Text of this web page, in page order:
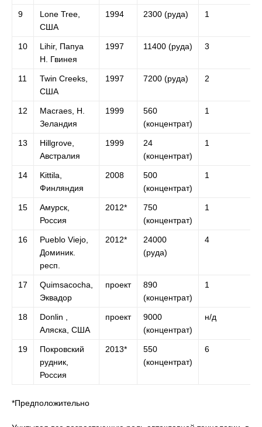
9
Lone Tree,
США
1994 2300 (руда) 1
10
Lihir, Папуа
Н. Гвинея
1997 11400 (руда) 3
11
Twin Creeks,
США
1997 7200 (руда) 2
12
Macraes, Н.
Зеландия
1999
560
(концентрат)
1
13
Hillgrove,
Австралия
1999
24
(концентрат)
1
14
Kittila,
Финляндия
2008
500
(концентрат)
1
15
Амурск,
Россия
2012*
750
(концентрат)
1
16
Pueblo Viejo,
Доминик.
респ.
2012*
24000
(руда)
4
17
Quimsacocha,
Эквадор
проект
890
(концентрат)
1
18
Donlin ,
Аляска, США
проект
9000
(концентрат)
н/д
19
Покровский
рудник,
Россия
2013*
550
(концентрат)
6
*Предположительно